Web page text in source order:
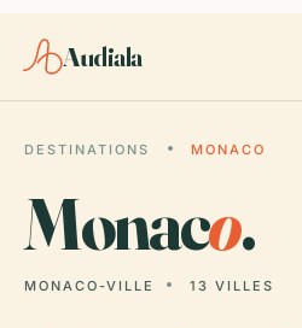
Audiala
DESTINATIONS MONACO
Monaco.
MONACO-VILLE 13 VILLES